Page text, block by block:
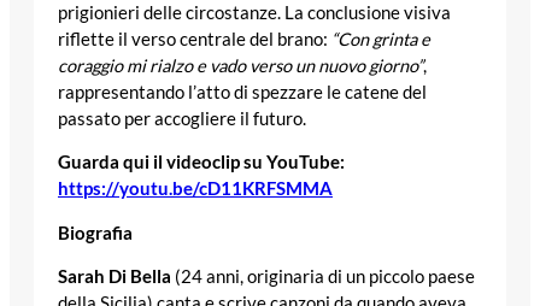
prigionieri delle circostanze. La conclusione visiva
riflette il verso centrale del brano: “Con grinta e
coraggio mi rialzo e vado verso un nuovo giorno”,
rappresentando l’atto di spezzare le catene del
passato per accogliere il futuro.
Guarda qui il videoclip su YouTube:
https://youtu.be/cD11KRFSMMA
Biografia
Sarah Di Bella (24 anni, originaria di un piccolo paese